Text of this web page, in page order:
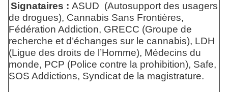
Signataires : ASUD (Autosupport des usagers
de drogues), Cannabis Sans Frontières,
Fédération Addiction, GRECC (Groupe de
recherche et d’échanges sur le cannabis), LDH
(Ligue des droits de l’Homme), Médecins du
monde, PCP (Police contre la prohibition), Safe,
SOS Addictions, Syndicat de la magistrature.